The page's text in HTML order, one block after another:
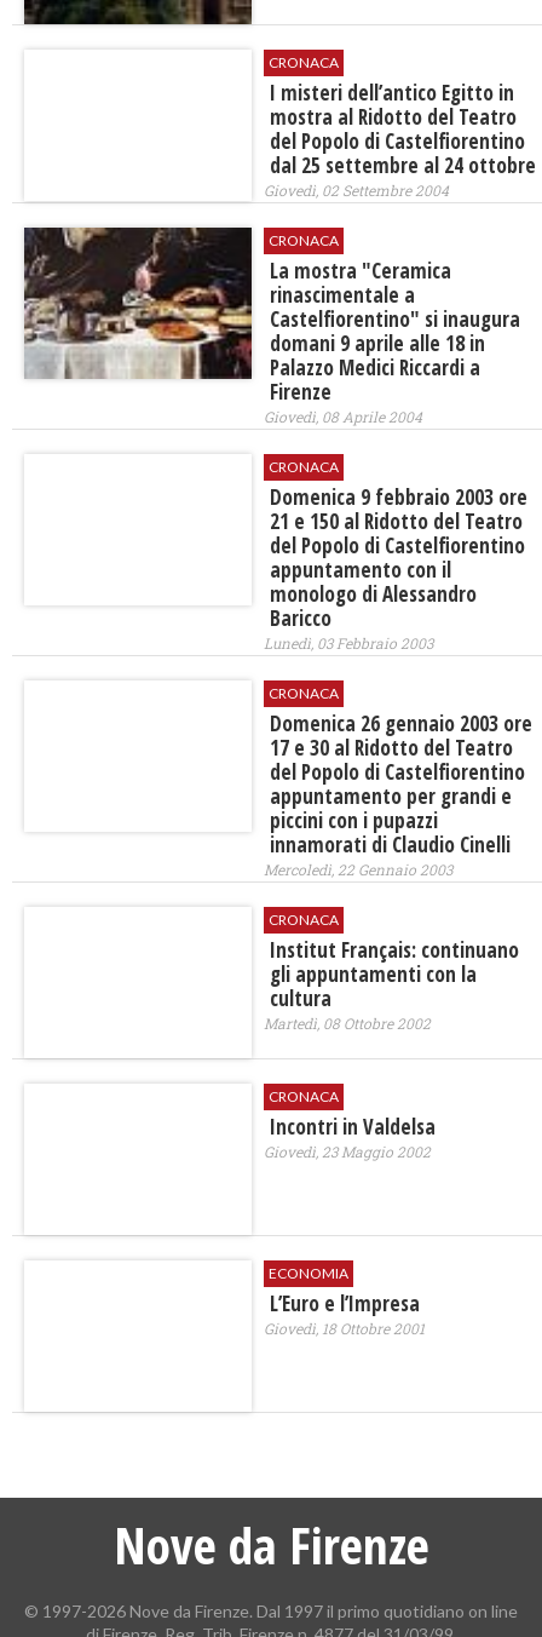
CRONACA
I misteri dell’antico Egitto in
mostra al Ridotto del Teatro
del Popolo di Castelfiorentino
dal 25 settembre al 24 ottobre
Giovedì, 02 Settembre 2004
CRONACA
La mostra "Ceramica
rinascimentale a
Castelfiorentino" si inaugura
domani 9 aprile alle 18 in
Palazzo Medici Riccardi a
Firenze
Giovedì, 08 Aprile 2004
CRONACA
Domenica 9 febbraio 2003 ore
21 e 150 al Ridotto del Teatro
del Popolo di Castelfiorentino
appuntamento con il
monologo di Alessandro
Baricco
Lunedì, 03 Febbraio 2003
CRONACA
Domenica 26 gennaio 2003 ore
17 e 30 al Ridotto del Teatro
del Popolo di Castelfiorentino
appuntamento per grandi e
piccini con i pupazzi
innamorati di Claudio Cinelli
Mercoledì, 22 Gennaio 2003
CRONACA
Institut Français: continuano
gli appuntamenti con la
cultura
Martedì, 08 Ottobre 2002
CRONACA
Incontri in Valdelsa
Giovedì, 23 Maggio 2002
ECONOMIA
L’Euro e l’Impresa
Giovedì, 18 Ottobre 2001
Nove da Firenze
© 1997-2026 Nove da Firenze. Dal 1997 il primo quotidiano on line